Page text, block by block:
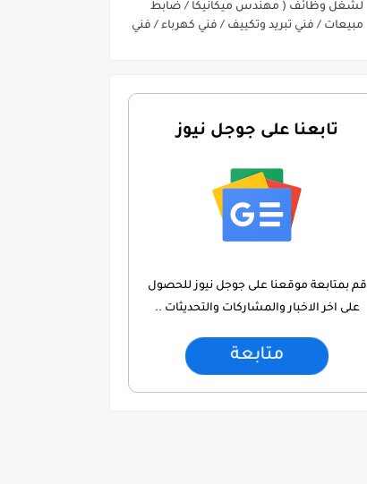
لشغل وظائف ( مهندس ميكانيكا / ضابط
مبيعات / فني تبريد وتكييف / فني كهرباء / فني
تابعنا على جوجل نيوز
قم بمتابعة موقعنا على جوجل نيوز للحصول
على اخر الاخبار والمشاركات والتحديثات ..
متابعة